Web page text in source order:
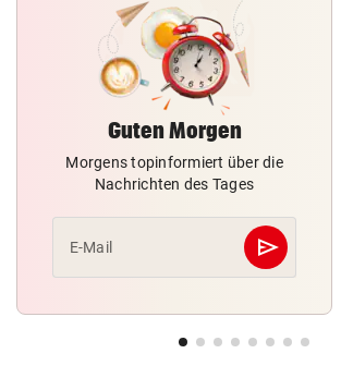
Guten Morgen
Morgens topinformiert über die
Nachrichten des Tages
E-Mail send
Abschicken